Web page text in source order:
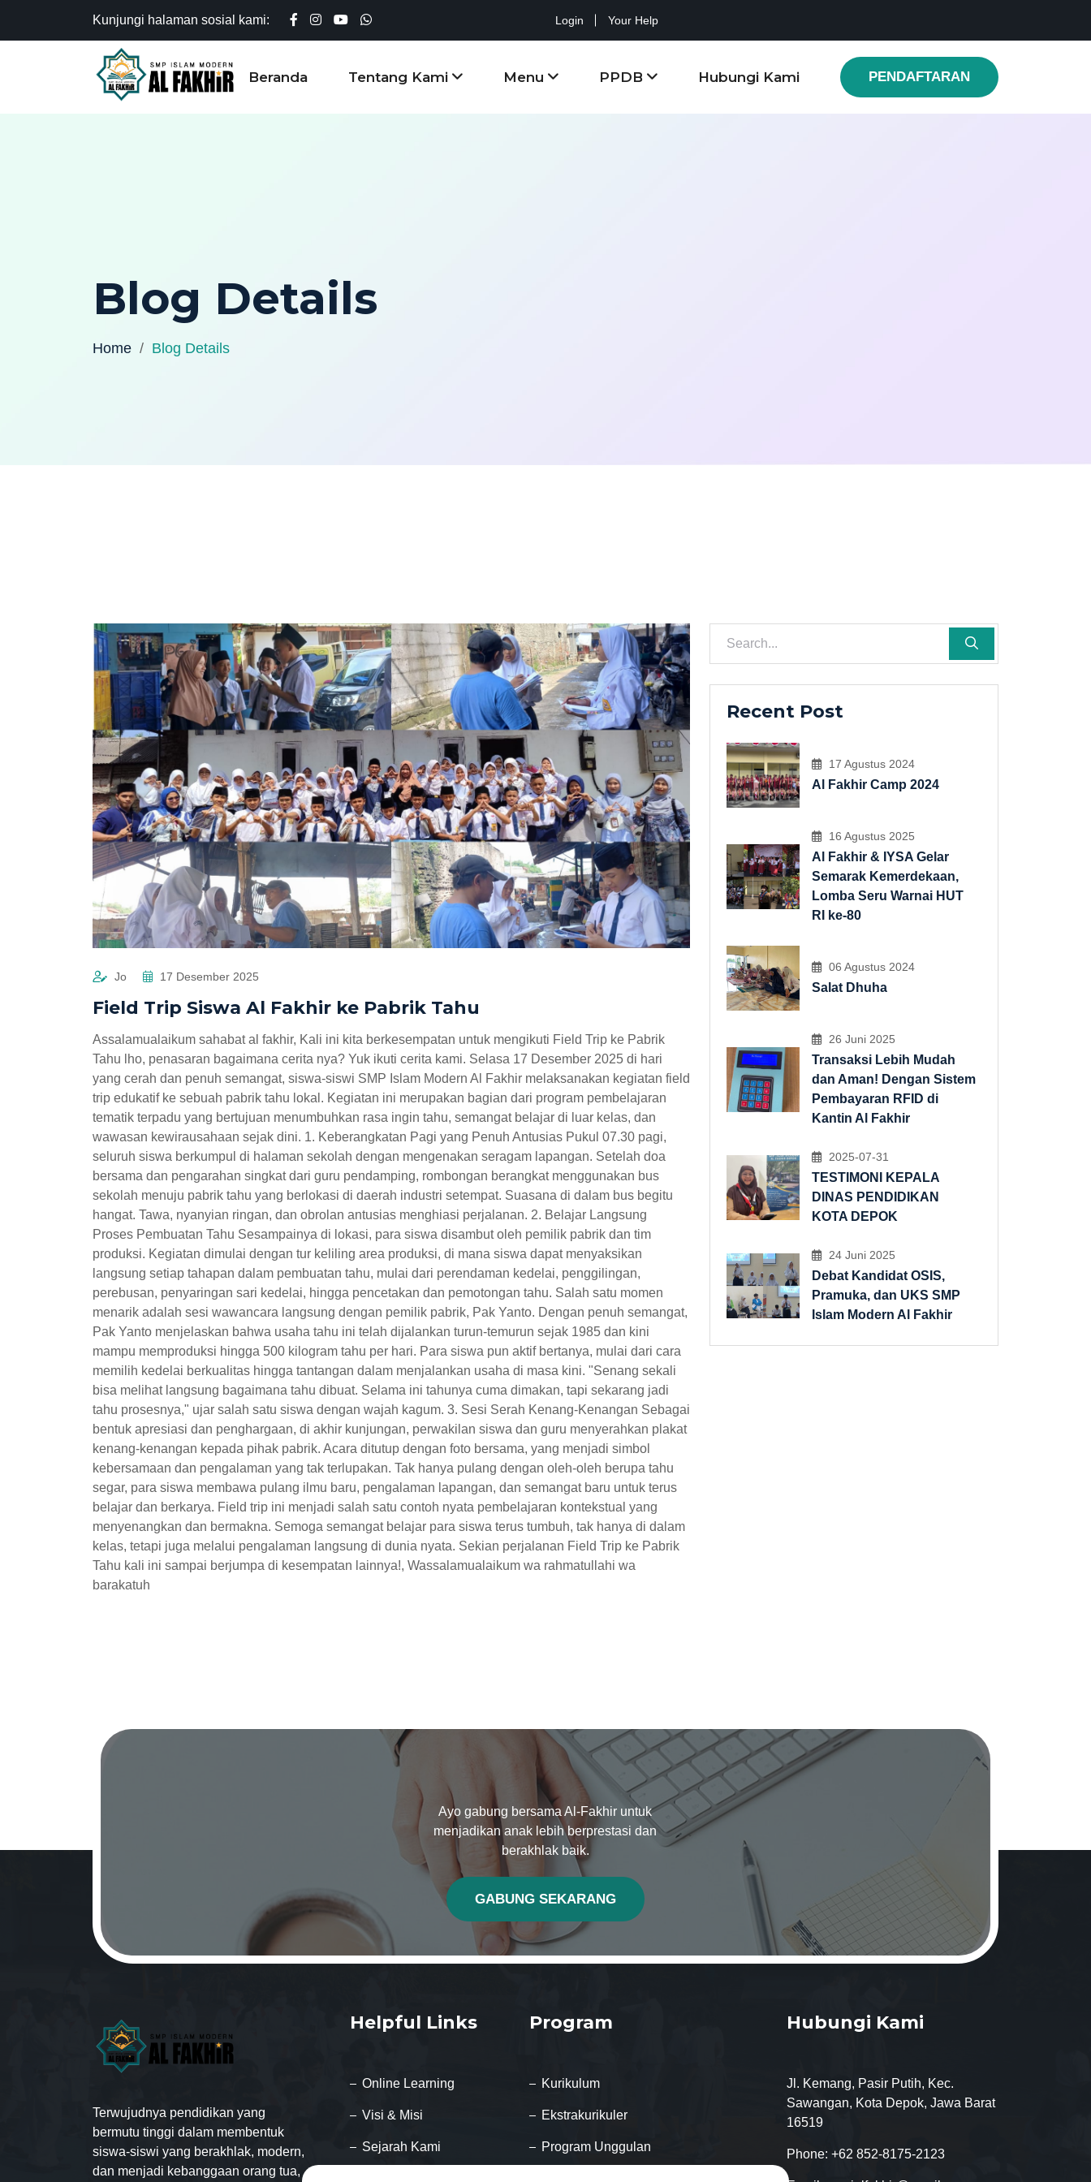
Kunjungi halaman sosial kami: Login Your Help
Beranda Tentang Kami Menu PPDB Hubungi Kami PENDAFTARAN
Blog Details
Home Blog Details
Jo 17 Desember 2025
Field Trip Siswa Al Fakhir ke Pabrik Tahu
Assalamualaikum sahabat al fakhir, Kali ini kita berkesempatan untuk mengikuti Field Trip ke Pabrik
Tahu lho, penasaran bagaimana cerita nya? Yuk ikuti cerita kami. Selasa 17 Desember 2025 di hari
yang cerah dan penuh semangat, siswa-siswi SMP Islam Modern Al Fakhir melaksanakan kegiatan field
trip edukatif ke sebuah pabrik tahu lokal. Kegiatan ini merupakan bagian dari program pembelajaran
tematik terpadu yang bertujuan menumbuhkan rasa ingin tahu, semangat belajar di luar kelas, dan
wawasan kewirausahaan sejak dini. 1. Keberangkatan Pagi yang Penuh Antusias Pukul 07.30 pagi,
seluruh siswa berkumpul di halaman sekolah dengan mengenakan seragam lapangan. Setelah doa
bersama dan pengarahan singkat dari guru pendamping, rombongan berangkat menggunakan bus
sekolah menuju pabrik tahu yang berlokasi di daerah industri setempat. Suasana di dalam bus begitu
hangat. Tawa, nyanyian ringan, dan obrolan antusias menghiasi perjalanan. 2. Belajar Langsung
Proses Pembuatan Tahu Sesampainya di lokasi, para siswa disambut oleh pemilik pabrik dan tim
produksi. Kegiatan dimulai dengan tur keliling area produksi, di mana siswa dapat menyaksikan
langsung setiap tahapan dalam pembuatan tahu, mulai dari perendaman kedelai, penggilingan,
perebusan, penyaringan sari kedelai, hingga pencetakan dan pemotongan tahu. Salah satu momen
menarik adalah sesi wawancara langsung dengan pemilik pabrik, Pak Yanto. Dengan penuh semangat,
Pak Yanto menjelaskan bahwa usaha tahu ini telah dijalankan turun-temurun sejak 1985 dan kini
mampu memproduksi hingga 500 kilogram tahu per hari. Para siswa pun aktif bertanya, mulai dari cara
memilih kedelai berkualitas hingga tantangan dalam menjalankan usaha di masa kini. "Senang sekali
bisa melihat langsung bagaimana tahu dibuat. Selama ini tahunya cuma dimakan, tapi sekarang jadi
tahu prosesnya," ujar salah satu siswa dengan wajah kagum. 3. Sesi Serah Kenang-Kenangan Sebagai
bentuk apresiasi dan penghargaan, di akhir kunjungan, perwakilan siswa dan guru menyerahkan plakat
kenang-kenangan kepada pihak pabrik. Acara ditutup dengan foto bersama, yang menjadi simbol
kebersamaan dan pengalaman yang tak terlupakan. Tak hanya pulang dengan oleh-oleh berupa tahu
segar, para siswa membawa pulang ilmu baru, pengalaman lapangan, dan semangat baru untuk terus
belajar dan berkarya. Field trip ini menjadi salah satu contoh nyata pembelajaran kontekstual yang
menyenangkan dan bermakna. Semoga semangat belajar para siswa terus tumbuh, tak hanya di dalam
kelas, tetapi juga melalui pengalaman langsung di dunia nyata. Sekian perjalanan Field Trip ke Pabrik
Tahu kali ini sampai berjumpa di kesempatan lainnya!, Wassalamualaikum wa rahmatullahi wa
barakatuh
Recent Post
17 Agustus 2024
Al Fakhir Camp 2024
16 Agustus 2025
Al Fakhir & IYSA Gelar
Semarak Kemerdekaan,
Lomba Seru Warnai HUT
RI ke-80
06 Agustus 2024
Salat Dhuha
26 Juni 2025
Transaksi Lebih Mudah
dan Aman! Dengan Sistem
Pembayaran RFID di
Kantin Al Fakhir
2025-07-31
TESTIMONI KEPALA
DINAS PENDIDIKAN
KOTA DEPOK
24 Juni 2025
Debat Kandidat OSIS,
Pramuka, dan UKS SMP
Islam Modern Al Fakhir
Ayo gabung bersama Al-Fakhir untuk
menjadikan anak lebih berprestasi dan
berakhlak baik.
GABUNG SEKARANG
Terwujudnya pendidikan yang
bermutu tinggi dalam membentuk
siswa-siswi yang berakhlak, modern,
dan menjadi kebanggaan orang tua,
Helpful Links
Online Learning
Visi & Misi
Sejarah Kami
Program
Kurikulum
Ekstrakurikuler
Program Unggulan
Hubungi Kami
Jl. Kemang, Pasir Putih, Kec.
Sawangan, Kota Depok, Jawa Barat
16519
Phone: +62 852-8175-2123